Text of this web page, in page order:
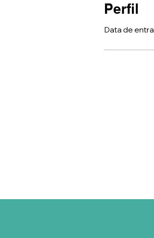
Perfil
Data de